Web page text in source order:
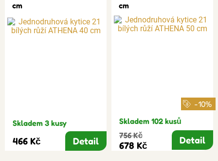
cm
Skladem 3 kusy
466 Kč Detail
cm
-10%
Skladem 102 kusů
756 Kč
678 Kč Detail